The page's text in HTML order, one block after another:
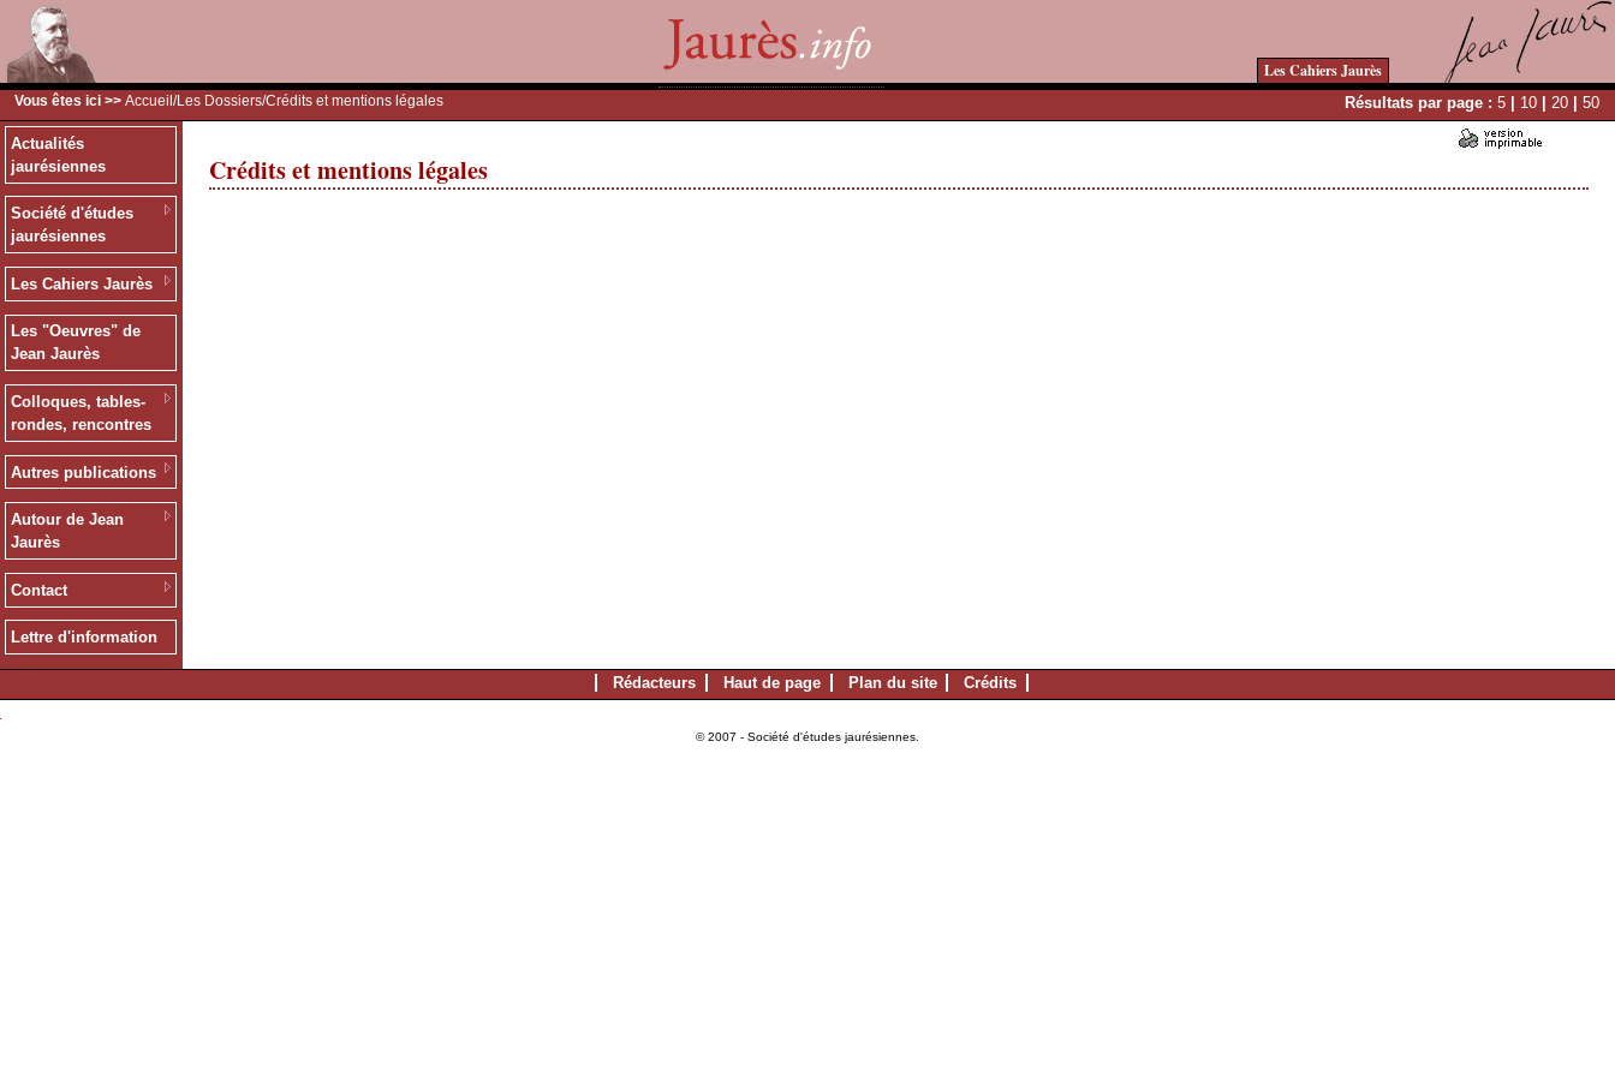
Les Cahiers Jaurès
Vous êtes ici >> Accueil /Les Dossiers/Crédits et mentions légales Résultats par page : 5 | 10 | 20 | 50
Actualités
jaurésiennes
Société d'études
jaurésiennes
Les Cahiers Jaurès
Les "Oeuvres" de
Jean Jaurès
Colloques, tables-
rondes, rencontres
Autres publications
Autour de Jean
Jaurès
Contact
Lettre d'information
Crédits et mentions légales
Rédacteurs Haut de page Plan du site Crédits
© 2007 - Société d'études jaurésiennes.